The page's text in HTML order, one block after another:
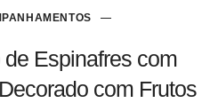
Espinafres com
com Frutos